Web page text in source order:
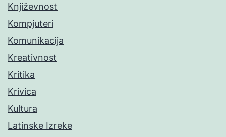
Književnost
Kompjuteri
Komunikacija
Kreativnost
Kritika
Krivica
Kultura
Latinske Izreke